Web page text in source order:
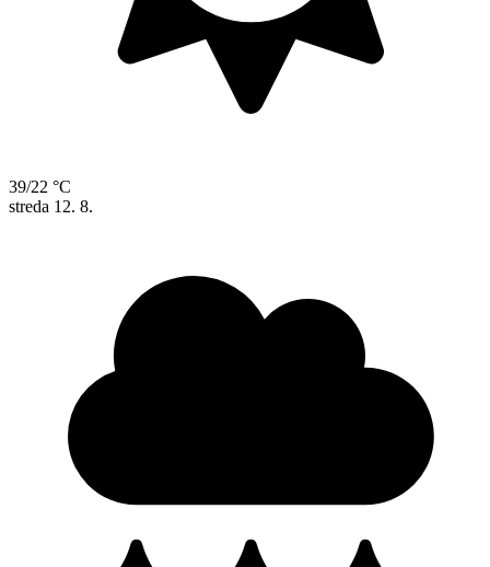
39/22 °C
streda 12. 8.